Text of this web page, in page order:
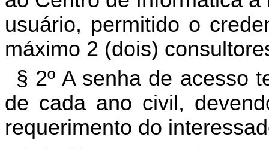
usuário, permitido o
máximo 2 (dois)
§ 2º A senha de acesso
de cada ano civil,
requerimento do